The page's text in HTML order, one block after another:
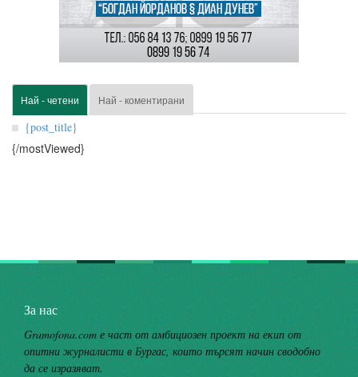
Най - четени Най - коментирани
{post_title}
{/mostViewed}
За нас
Gramofona.com е част от амбициозен проект на екип от
опитни журналисти в Бургас, които търсят начин сводобно
да се изразяват.